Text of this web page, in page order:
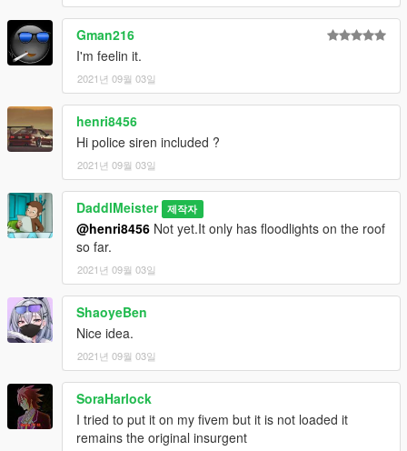
Gman216
I'm feelin it.
2021년 09월 03일
henri8456
Hi police siren included ?
2021년 09월 03일
DaddlMeister 제작자
@henri8456 Not yet.It only has floodlights on the roof
so far.
2021년 09월 03일
ShaoyeBen
Nice idea.
2021년 09월 03일
SoraHarlock
I tried to put it on my fivem but it is not loaded it
remains the original insurgent